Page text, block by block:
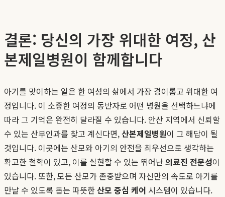
결론: 당신의 가장 위대한 여정, 산
본제일병원이 함께합니다
아기를 맞이하는 일은 한 여성의 삶에서 가장 경이롭고 위대한 여
정입니다. 이 소중한 여정의 동반자로 어떤 병원을 선택하느냐에
따라 그 기억은 완전히 달라질 수 있습니다. 안산 지역에서 신뢰할
수 있는 산부인과를 찾고 계신다면, 산본제일병원이 그 해답이 될
것입니다. 이곳에는 산모와 아기의 안전을 최우선으로 생각하는
확고한 철학이 있고, 이를 실현할 수 있는 뛰어난의료진 전문성이
있습니다. 또한, 모든 산모가 존중받으며 자신만의 속도로 아기를
만날 수 있도록 돕는 따뜻한 산모 중심 케어 시스템이 있습니다.